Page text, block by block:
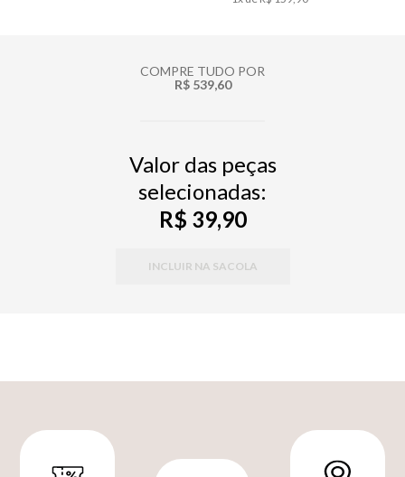
COMPRE TUDO POR
R$ 539,60
Valor das peças
selecionadas:
R$ 39,90
INCLUIR NA SACOLA